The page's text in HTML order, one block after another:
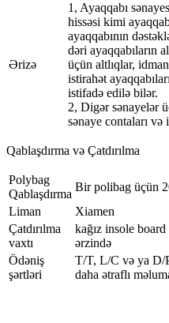
Ərizə
1, Ayaqqabı
hissəsi kimi
ayaqqabının
dəri ayaqqabıların
üçün altlıqlar,
istirahət
istifadə edilə bilər.
2, Digər sənayelər
sənaye contaları və
Qablaşdırma və Çatdırılma
Polybag
Qablaşdırma
Bir polibag üçün
Liman
Xiamen
Çatdırılma
vaxtı
kağız insole
ərzində
Ödəniş
şərtləri
T/T, L/C və ya D/
daha ətraflı